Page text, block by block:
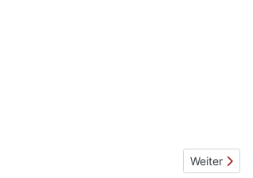
Nächster
Weiter